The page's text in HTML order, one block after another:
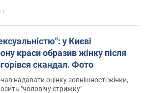
т.
у Києві
краси образив жінку після
скандал. Фото
надавати оцінку зовнішності жінки,
"чоловічу стрижку"